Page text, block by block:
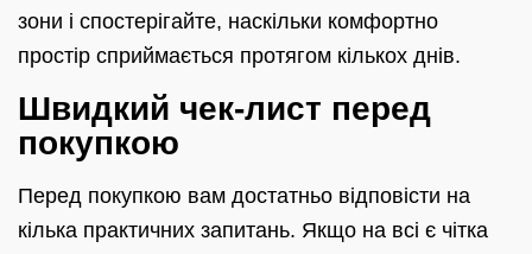
зони і спостерігайте, наскільки комфортно
простір сприймається протягом кількох днів.
Швидкий чек-лист перед
покупкою
Перед покупкою вам достатньо відповісти на
кілька практичних запитань. Якщо на всі є чітка